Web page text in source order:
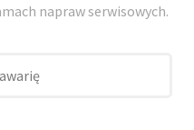
napraw serwisowych.